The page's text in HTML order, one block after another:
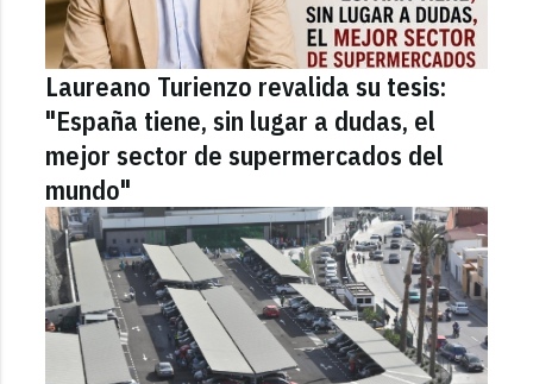
Laureano Turienzo revalida su tesis:
"España tiene, sin lugar a dudas, el
mejor sector de supermercados del
mundo"